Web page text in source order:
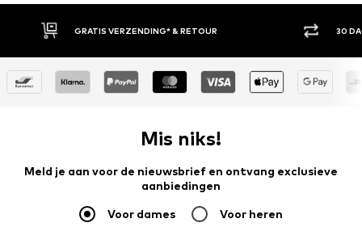
30 DAGEN BEDENKTIJD
Mis niks!
Meld je aan voor de nieuwsbrief en ontvang exclusieve
aanbiedingen
Voor dames Voor heren